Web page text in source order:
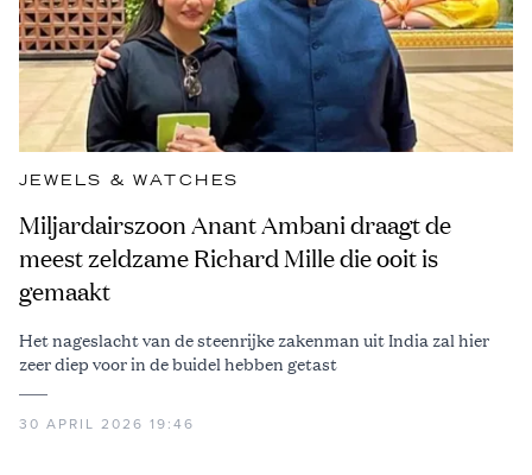
JEWELS & WATCHES
Miljardairszoon Anant Ambani draagt de
meest zeldzame Richard Mille die ooit is
gemaakt
Het nageslacht van de steenrijke zakenman uit India zal hier
zeer diep voor in de buidel hebben getast
30 APRIL 2026 19:46